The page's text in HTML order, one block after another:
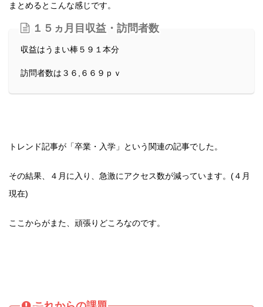
まとめるとこんな感じです。
１５ヵ月目収益・訪問者数
収益はうまい棒５９１本分
訪問者数は３６,６６９ｐｖ
トレンド記事が「卒業・入学」という関連の記事でした。
その結果、４月に入り、急激にアクセス数が減っています。(４月
現在)
ここからがまた、頑張りどころなのです。